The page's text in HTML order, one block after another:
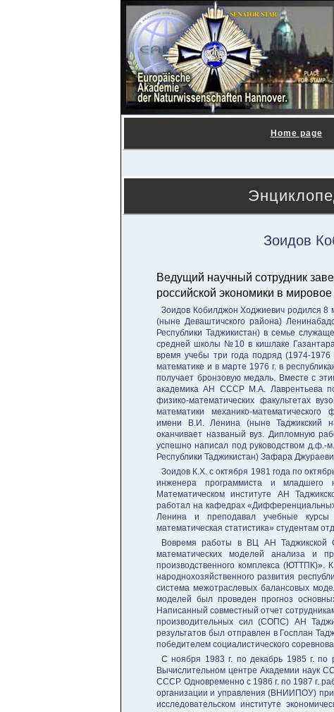
Home page
Зоидов
Ведущий научный сотрудник
российской экономики в
Зоидов Кобилджон Ходжиевич родился 8
(ныне Деваштичского района)
Республики Таджикистан) в семье
средней школы №10 в кишлаке
время учебы три года подряд (1974-
математике и в марте 1976 г. в
получает бронзовую медаль. Вместе с
академика АН СССР М.А. Лаврентьева
физико-математических факультетах
математики механико-математического
имени В.И. Ленина (ныне Таджикский
оканчивает названый вуз. Дипломную
успешно написал под руководством
Республики Таджикистан) Зафара
Зоидов К.Х. с октября 1981 года по
инженера программиста и младшего
Математическом институте АН
работал на кафедрах
Ленина и преподавал учебные
математическая статистика» студентам
Вовремя работы в ВЦ АН Таджикской
математических моделей анализа и
производственного комплекса (ЮТТПК)».
народнохозяйственного развития
система межотраслевых балансовых
моделей был проведен прогноз
Написанный совместный отчет
производительных сил (СОПС) АН
результатов был отправлен в Госплан
победителем социалистического
С ноября 1983 г. по декабрь 1985 г.
Вычислительном центре Академии наук
СССР. Одновременно с 1986 г. по 1987 г.
организации и управления (ВНИИПОУ) при
исследовательском институте